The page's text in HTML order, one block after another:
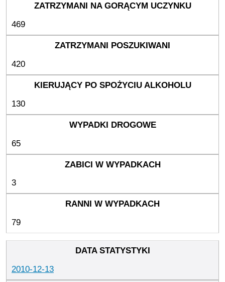
469
420
130
65
3
79
2010-12-13